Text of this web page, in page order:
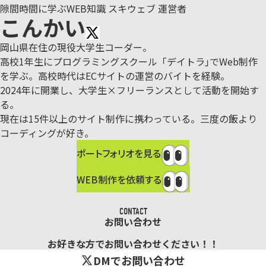
隙間時間に学ぶWEB知識 スキウェブ 運営者
こんかい
岡山県在住の現役大学生コーダー。
高校1年生にプログラミングスクール「デイトラ｣でWeb制作
を学ぶ。 高校時代はECサイトの運営のバイトを経験。
2024年に開業し、大学生×フリーランスとして活動を開始す
る。
現在は15件以上のサイト制作に携わっている。三度の飯より
コーディングが好き。
ポートフォリオを見る
WEB制作を依頼する
CONTACT
お問い合わせ
お好きな方でお問い合わせください！！
DMでお問い合わせ